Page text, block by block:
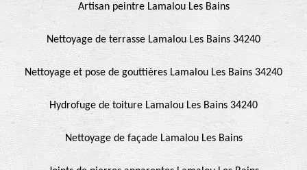
Artisan peintre Lamalou Les Bains
Nettoyage de terrasse Lamalou Les Bains 34240
Nettoyage et pose de gouttières Lamalou Les Bains 34240
Hydrofuge de toiture Lamalou Les Bains 34240
Nettoyage de façade Lamalou Les Bains